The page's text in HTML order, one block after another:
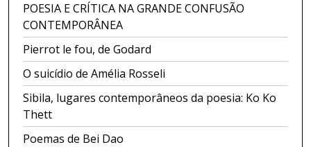
POESIA E CRÍTICA NA GRANDE CONFUSÃO
CONTEMPORÂNEA
Pierrot le fou, de Godard
O suicídio de Amélia Rosseli
Sibila, lugares contemporâneos da poesia: Ko Ko
Thett
Poemas de Bei Dao